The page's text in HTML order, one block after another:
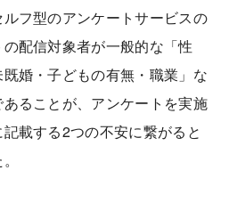
フ型のアンケートサービスの
配信対象者が一般的な「性
婚・子どもの有無・職業」な
ることが、アンケートを実施
載する2つの不安に繋がると